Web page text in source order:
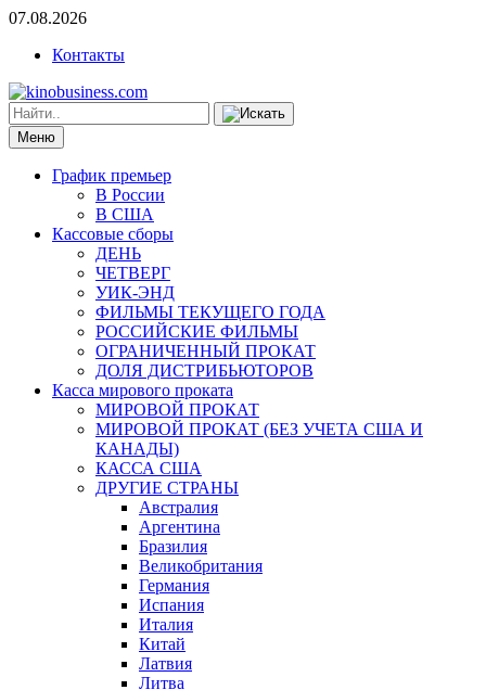
07.08.2026
Контакты
Меню
График премьер
В России
В США
Кассовые сборы
ДЕНЬ
ЧЕТВЕРГ
УИК-ЭНД
ФИЛЬМЫ ТЕКУЩЕГО ГОДА
РОССИЙСКИЕ ФИЛЬМЫ
ОГРАНИЧЕННЫЙ ПРОКАТ
ДОЛЯ ДИСТРИБЬЮТОРОВ
Касса мирового проката
МИРОВОЙ ПРОКАТ
МИРОВОЙ ПРОКАТ (БЕЗ УЧЕТА США И
КАНАДЫ)
КАССА США
ДРУГИЕ СТРАНЫ
Австралия
Аргентина
Бразилия
Великобритания
Германия
Испания
Италия
Китай
Латвия
Литва